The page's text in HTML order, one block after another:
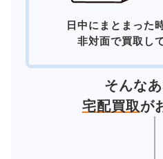
日中にまとまった
非対面で買取し
そんな
宅配買取が